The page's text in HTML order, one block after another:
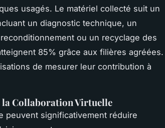
usagés. Le matériel collecté suit un
un diagnostic technique, un
ou un recyclage des
85% grâce aux filières agréées.
de mesurer leur contribution à
la Collaboration Virtuelle
peuvent significativement réduire